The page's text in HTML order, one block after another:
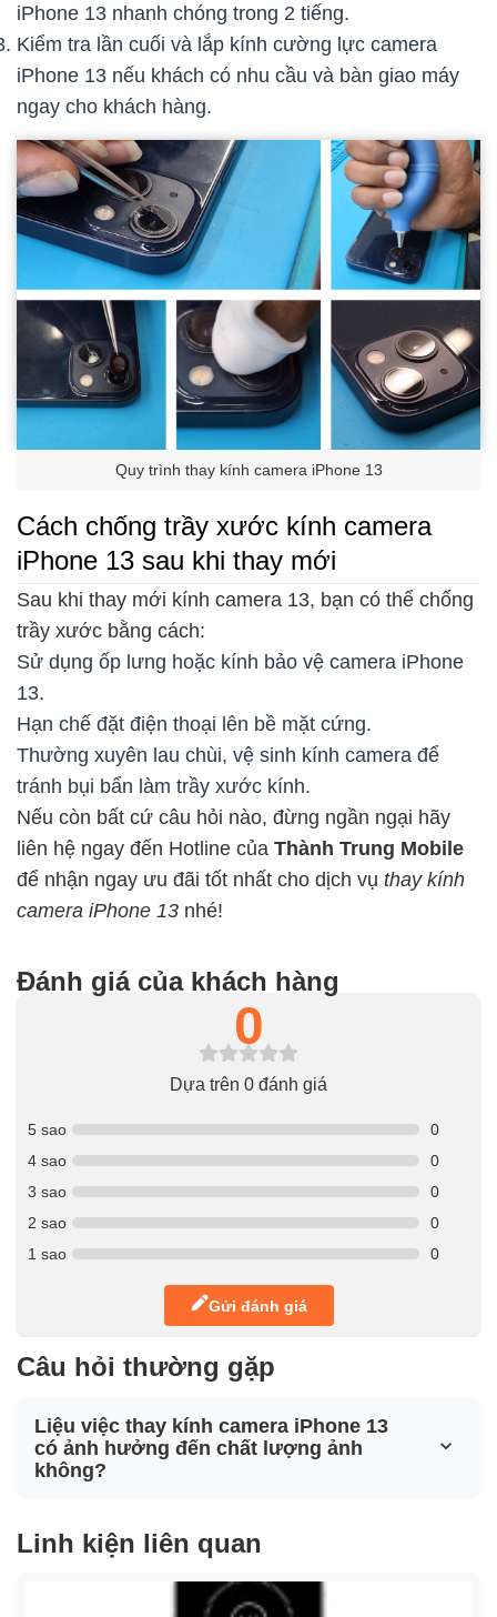
iPhone 13 nhanh chóng trong 2 tiếng.
Kiểm tra lần cuối và lắp kính cường lực camera
iPhone 13 nếu khách có nhu cầu và bàn giao máy
ngay cho khách hàng.
Quy trình thay kính camera iPhone 13
Cách chống trầy xước kính camera
iPhone 13 sau khi thay mới
Sau khi thay mới kính camera 13, bạn có thể chống
trầy xước bằng cách:
Sử dụng ốp lưng hoặc kính bảo vệ camera iPhone
13.
Hạn chế đặt điện thoại lên bề mặt cứng.
Thường xuyên lau chùi, vệ sinh kính camera để
tránh bụi bẩn làm trầy xước kính.
Nếu còn bất cứ câu hỏi nào, đừng ngần ngại hãy
liên hệ ngay đến Hotline của Thành Trung Mobile
để nhận ngay ưu đãi tốt nhất cho dịch vụ thay kính
camera iPhone 13 nhé!
Đánh giá của khách hàng
0
Dựa trên 0 đánh giá
5 sao
0
4 sao
0
3 sao
0
2 sao
0
1 sao
0
Gửi đánh giá
Câu hỏi thường gặp
Liệu việc thay kính camera iPhone 13
có ảnh hưởng đến chất lượng ảnh
không?
Linh kiện liên quan